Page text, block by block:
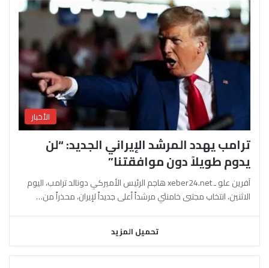
الأخبار
ترامب يهدد المرشد الإيراني الجديد: “لن
يدوم طويلاً دون موافقتنا”
آفرين علو ـ xeber24.net هاجم الرئيس الأميركي دونالد ترامب، اليوم
الاثنين، انتخاب مجتبى خامنئي مرشداً أعلى جديداً لإيران، محذراً من…
تحميل المزيد